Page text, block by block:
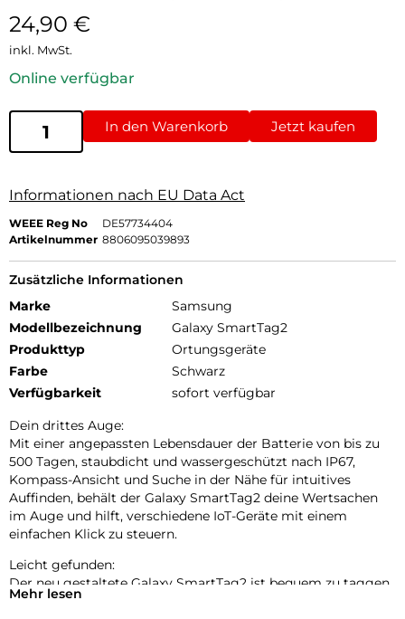
24,90 €
inkl. MwSt.
Online verfügbar
In den Warenkorb Jetzt kaufen
Informationen nach EU Data Act
WEEE Reg No
DE57734404
Artikelnummer 8806095039893
Zusätzliche Informationen
Marke
Samsung
Modellbezeichnung
Galaxy SmartTag2
Produkttyp
Ortungsgeräte
Farbe
Schwarz
Verfügbarkeit
sofort verfügbar
Dein drittes Auge:
Mit einer angepassten Lebensdauer der Batterie von bis zu
500 Tagen, staubdicht und wassergeschützt nach IP67,
Kompass-Ansicht und Suche in der Nähe für intuitives
Auffinden, behält der Galaxy SmartTag2 deine Wertsachen
im Auge und hilft, verschiedene IoT-Geräte mit einem
einfachen Klick zu steuern.
Leicht gefunden:
Der neu gestaltete Galaxy SmartTag2 ist bequem zu taggen
und zu tragen. Er ist staubdicht und wassergeschützt nach
Mehr lesen